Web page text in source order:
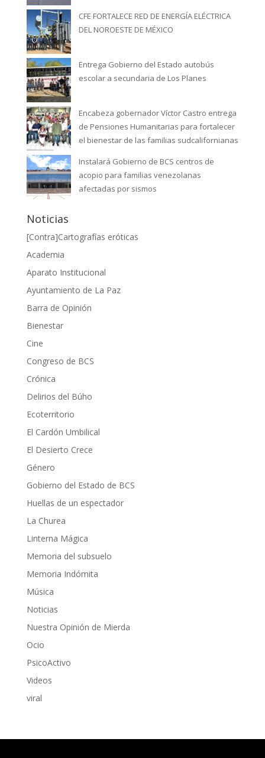
CFE FORTALECE RED DE ENERGÍA ELÉCTRICA
DEL NOROESTE DE MÉXICO
Entrega Gobierno del Estado autobús
escolar a secundaria de Los Planes
Encabeza gobernador Víctor Castro entrega
de Pensiones Humanitarias para fortalecer
el bienestar de las familias sudcalifornianas
Instalará Gobierno de BCS centros de
acopio para familias venezolanas
afectadas por sismos
Noticias
[Contra]Cartografías eróticas
Academia
Aparato Institucional
Ayuntamiento de La Paz
Barra de Opinión
Bienestar
Cine
Congreso de BCS
Crónica
Delirios del Búho
Ecoterritorio
El Cardón Umbilical
El Desierto Crece
Género
Gobierno del Estado de BCS
Huellas de un espectador
La Churea
Linterna Mágica
Memoria del subsuelo
Memoria Indómita
Música
Noticias
Nuestra Opinión de Mierda
Ocio
PsicoActivo
Videos
viral